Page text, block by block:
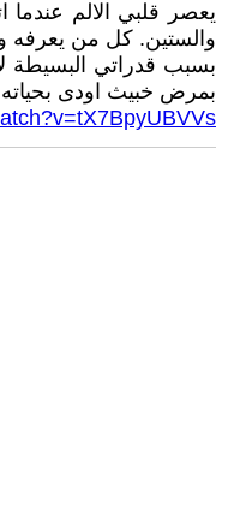
والستين. كل من يعرفه
بسبب قدراتي البسيطة
بمرض خبيث اودى